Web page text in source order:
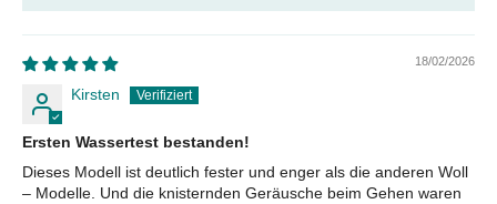
18/02/2026
Kirsten
Ersten Wassertest bestanden!
Dieses Modell ist deutlich fester und enger als die anderen Woll
– Modelle. Und die knisternden Geräusche beim Gehen waren